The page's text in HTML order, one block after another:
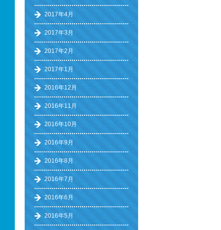
2017年4月
2017年3月
2017年2月
2017年1月
2016年12月
2016年11月
2016年10月
2016年9月
2016年8月
2016年7月
2016年6月
2016年5月